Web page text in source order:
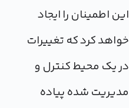
این اطمینان را ایجاد
خواهد کرد که تغییرات
در یک محیط کنترل و
مدیریت شده پیاده